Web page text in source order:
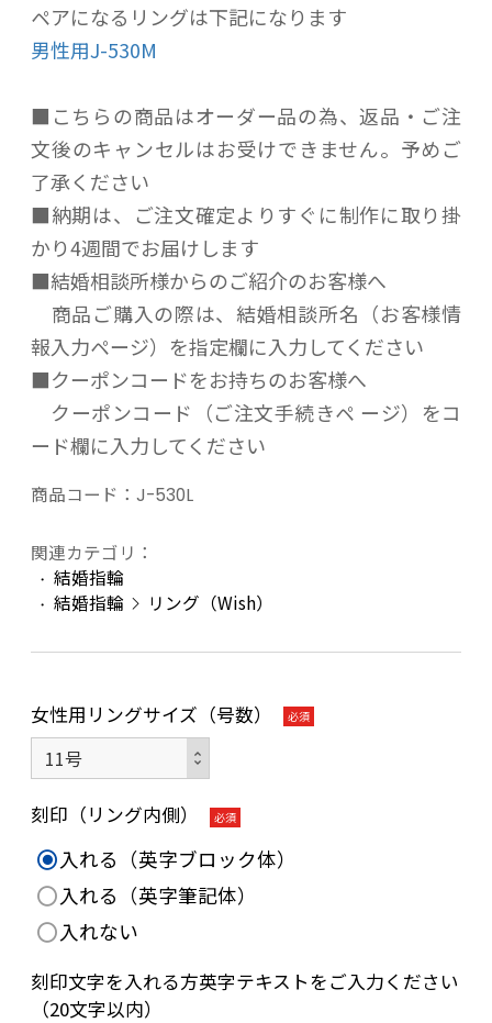
ペアになるリングは下記になります
男性用J-530M
■こちらの商品はオーダー品の為、返品・ご注
文後のキャンセルはお受けできません。予めご
了承ください
■納期は、ご注文確定よりすぐに制作に取り掛
かり4週間でお届けします
■結婚相談所様からのご紹介のお客様へ
商品ご購入の際は、結婚相談所名（お客様情
報入力ページ）を指定欄に入力してください
■クーポンコードをお持ちのお客様へ
クーポンコード（ご注文手続きペ ージ）をコ
ード欄に入力してください
商品コード： J-530L
関連カテゴリ：
結婚指輪
結婚指輪
リング（Wish）
女性用リングサイズ（号数） 必須
刻印（リング内側） 必須
入れる（英字ブロック体）
入れる（英字筆記体）
入れない
刻印文字を入れる方英字テキストをご入力ください
（20文字以内）